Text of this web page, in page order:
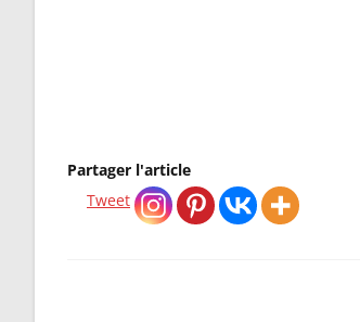
Partager l'article
Tweet